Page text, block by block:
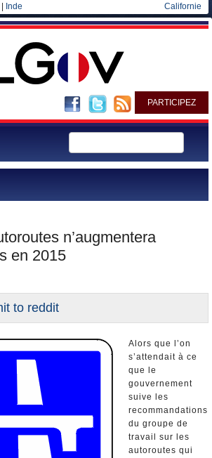
Inde Californie
PARTICIPEZ
n’augmentera
en 2015
Alors que l’on
s’attendait à ce
que le
gouvernement
suive les
recommandations
du groupe de
travail sur les
autoroutes qui